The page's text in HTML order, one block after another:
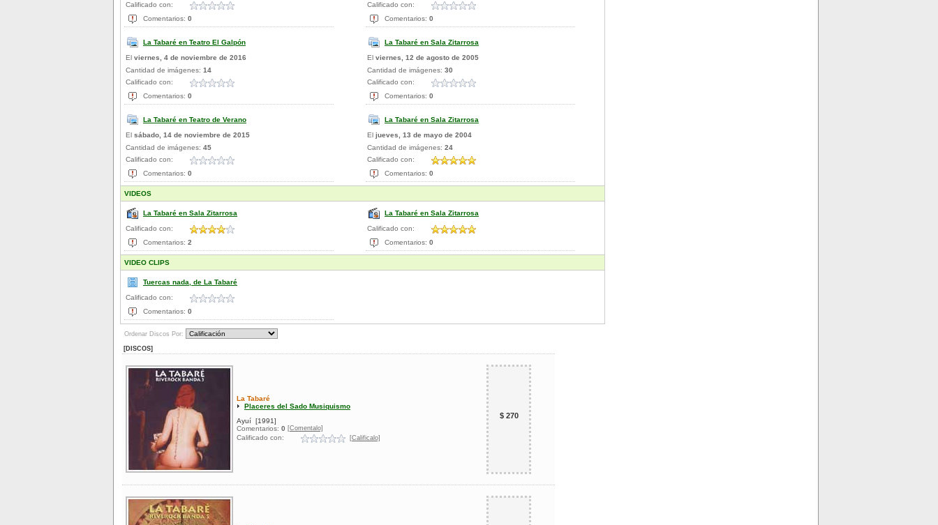
Calificado con:
Comentarios: 0
Calificado con:
Comentarios: 0
La Tabaré en Teatro El Galpón
El viernes, 4 de noviembre de 2016
Cantidad de imágenes: 14
Calificado con:
Comentarios: 0
La Tabaré en Sala Zitarrosa
El viernes, 12 de agosto de 2005
Cantidad de imágenes: 30
Calificado con:
Comentarios: 0
La Tabaré en Teatro de Verano
El sábado, 14 de noviembre de 2015
Cantidad de imágenes: 45
Calificado con:
Comentarios: 0
La Tabaré en Sala Zitarrosa
El jueves, 13 de mayo de 2004
Cantidad de imágenes: 24
Calificado con:
Comentarios: 0
VIDEOS
La Tabaré en Sala Zitarrosa
Calificado con:
Comentarios: 2
La Tabaré en Sala Zitarrosa
Calificado con:
Comentarios: 0
VIDEO CLIPS
Tuercas nada, de La Tabaré
Calificado con:
Comentarios: 0
Ordenar Discos Por:
[DISCOS]
La Tabaré
Placeres del Sado Musiquismo
Ayuí [1991]
Comentarios: 0 [Comentalo]
Calificado con: [Calificalo]
$ 270